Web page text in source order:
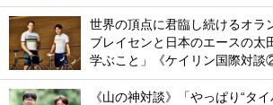
世界の頂点に君臨し続けるオラ
ブレイセンと日本のエースの太
学ぶこと」《ケイリン国際対談
《山の神対談》「やっぱり“タ